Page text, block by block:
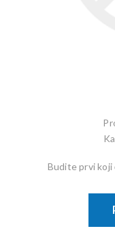
Budite prvi koji